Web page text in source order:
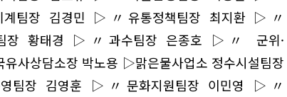
계팀장 김경민 ▷〃유통정책팀장 최지환 ▷〃
장 황태경 ▷〃과수팀장 은종호 ▷〃 군위·
사상담소장 박노용 ▷맑은물사업소 정수시설팀장
영팀장 김영훈 ▷〃문화지원팀장 이민영 ▷〃